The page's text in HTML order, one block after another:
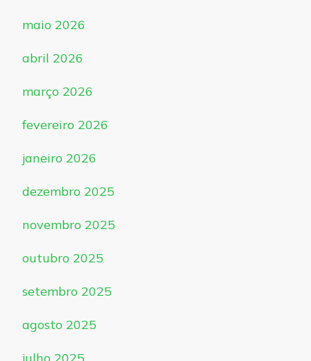
maio 2026
abril 2026
março 2026
fevereiro 2026
janeiro 2026
dezembro 2025
novembro 2025
outubro 2025
setembro 2025
agosto 2025
julho 2025